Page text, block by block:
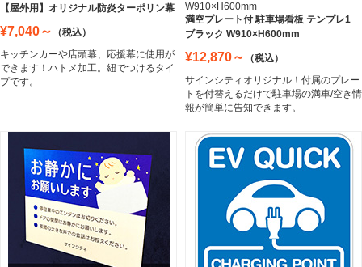
Magnet Sheet
インクジェットメディア
Inkjet Media
【屋外用】オリジナル防炎ターポリン幕
¥7,040～
（税込）
キッチンカーや店頭幕、応援幕に使用が
できます！ハトメ加工。紐でつけるタイ
プです。
W910×H600mm
満空プレート付 駐車場看板 テンプレ1
ブラック W910×H600mm
¥12,870～
（税込）
サインシティオリジナル！付属のプレー
トを付替えるだけで駐車場の満車/空き情
報が簡単に告知できます。